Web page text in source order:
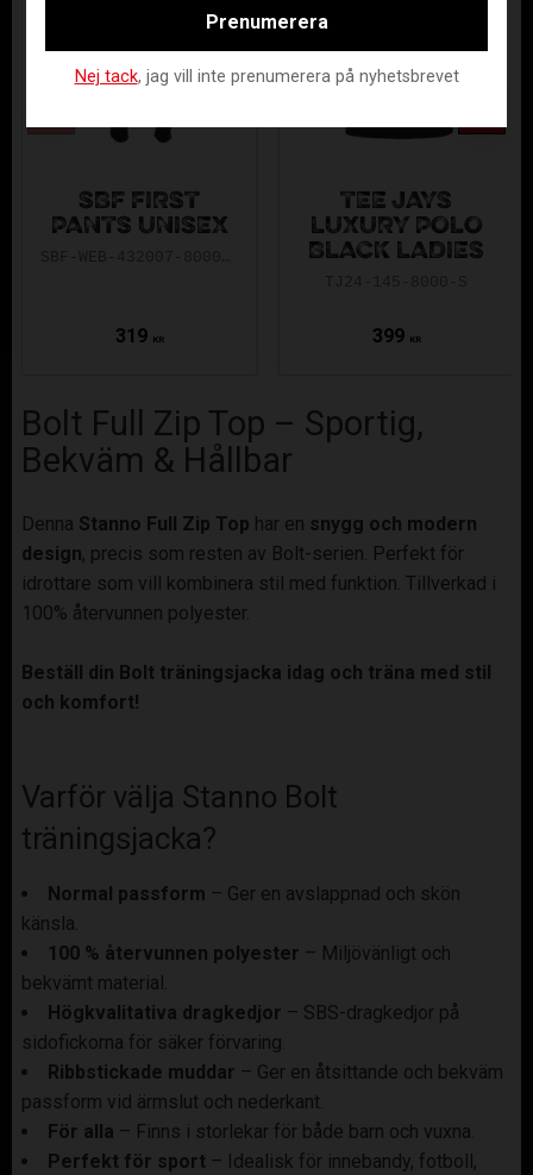
SBF FIRST
PANTS UNISEX
319 KR
TEE JAYS
LUXURY POLO
BLACK LADIES
399 KR
Bolt Full Zip Top – Sportig,
Bekväm & Hållbar
Denna Stanno Full Zip Top har en snygg och modern
design, precis som resten av Bolt-serien. Perfekt för
idrottare som vill kombinera stil med funktion. Tillverkad i
100% återvunnen polyester.
Beställ din Bolt träningsjacka idag och träna med stil
och komfort!
Varför välja Stanno Bolt
träningsjacka?
Normal passform – Ger en avslappnad och skön
känsla.
100 % återvunnen polyester – Miljövänligt och
bekvämt material.
Högkvalitativa dragkedjor – SBS-dragkedjor på
sidofickorna för säker förvaring.
Ribbstickade muddar – Ger en åtsittande och bekväm
passform vid ärmslut och nederkant.
För alla – Finns i storlekar för både barn och vuxna.
Perfekt för sport – Idealisk för innebandy, fotboll,
Prenumerera
Nej tack, jag vill inte prenumerera på nyhetsbrevet